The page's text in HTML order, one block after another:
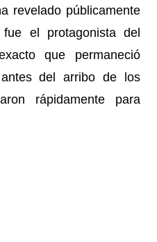
revelado públicamente
el protagonista del
que permaneció
del arribo de los
rápidamente para